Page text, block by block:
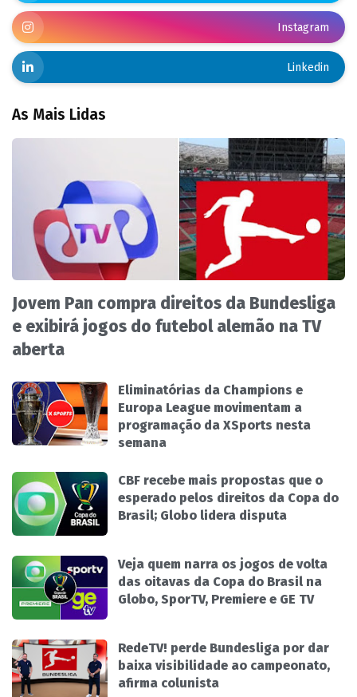
Instagram
Linkedin
As Mais Lidas
Jovem Pan compra direitos da Bundesliga
e exibirá jogos do futebol alemão na TV
aberta
Eliminatórias da Champions e
Europa League movimentam a
programação da XSports nesta
semana
CBF recebe mais propostas que o
esperado pelos direitos da Copa do
Brasil; Globo lidera disputa
Veja quem narra os jogos de volta
das oitavas da Copa do Brasil na
Globo, SporTV, Premiere e GE TV
RedeTV! perde Bundesliga por dar
baixa visibilidade ao campeonato,
afirma colunista